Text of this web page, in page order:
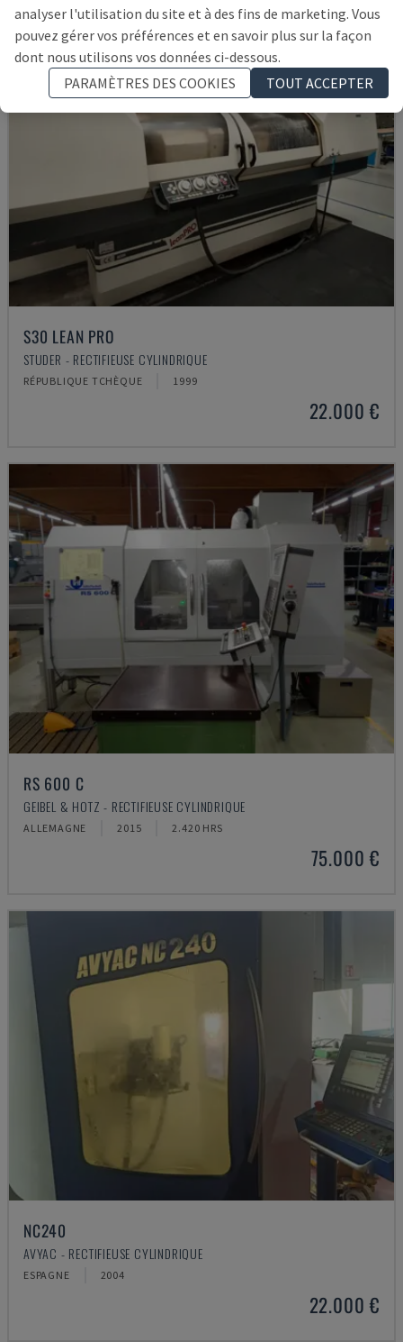
S30 LEAN PRO
STUDER - RECTIFIEUSE CYLINDRIQUE
RÉPUBLIQUE TCHÈQUE 1999
22.000 €
RS 600 C
GEIBEL & HOTZ - RECTIFIEUSE CYLINDRIQUE
ALLEMAGNE 2015 2.420 HRS
75.000 €
NC240
AVYAC - RECTIFIEUSE CYLINDRIQUE
ESPAGNE 2004
22.000 €
analyser l'utilisation du site et à des fins de marketing. Vous
pouvez gérer vos préférences et en savoir plus sur la façon
dont nous utilisons vos données ci-dessous.
PARAMÈTRES DES COOKIES
TOUT ACCEPTER